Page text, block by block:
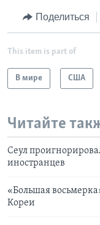
Поделиться
This item is part of
В мире США
Читайте
Сеул
иностранцев
«Большая
Кореи